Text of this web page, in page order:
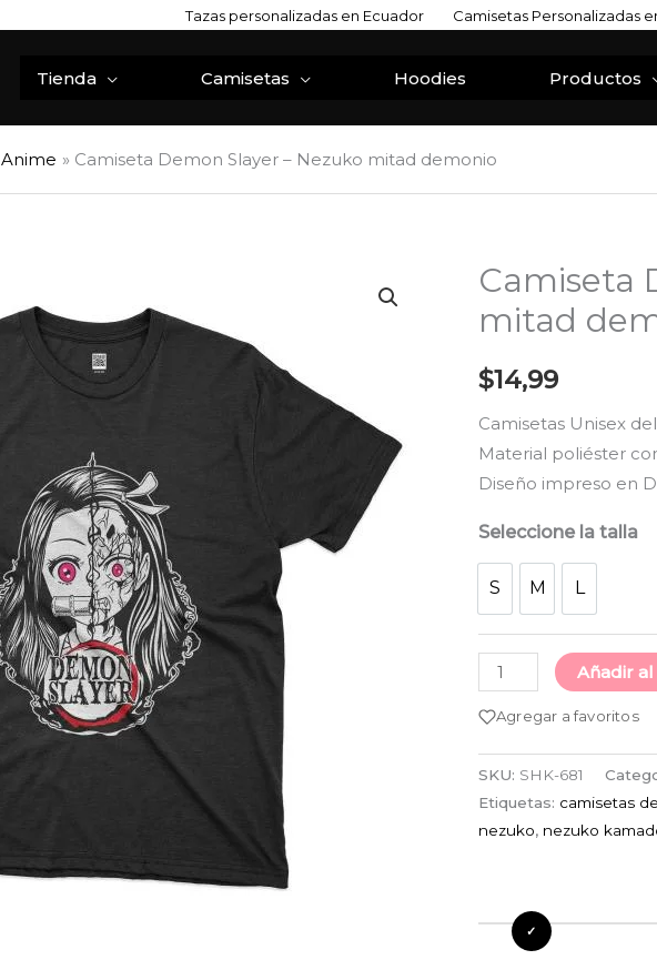
Tazas personalizadas en Ecuador Camisetas Personalizadas
Tienda Camisetas Hoodies Productos
Anime Camiseta Demon Slayer – Nezuko mitad demonio
Camiseta
mitad
$14,99
Camisetas Unisex
Material poliéster
Diseño impreso en
Seleccione la talla
S M L
Camiseta
Demon
Slayer
-
Nezuko
mitad
demonio
cantidad
Añadir
Agregar a favoritos
SKU: SHK-681
Etiquetas: camisetas
nezuko, nezuko